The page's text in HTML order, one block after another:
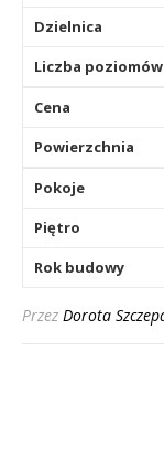
Dzielnica
Liczba poziomów
Cena
Powierzchnia
Pokoje
Piętro
Rok budowy
Przez Dorota